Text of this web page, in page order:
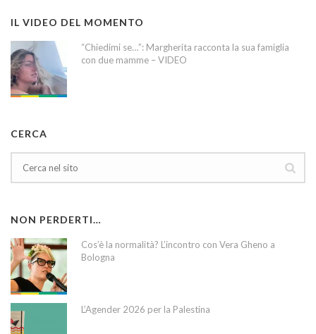
IL VIDEO DEL MOMENTO
“Chiedimi se…”: Margherita racconta la sua famiglia
con due mamme – VIDEO
CERCA
NON PERDERTI…
Cos’è la normalità? L’incontro con Vera Gheno a
Bologna
L’Agender 2026 per la Palestina